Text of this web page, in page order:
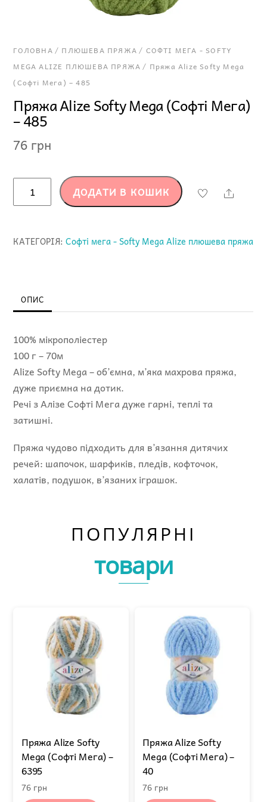
ГОЛОВНА/ ПЛЮШЕВА ПРЯЖА / СОФТІ МЕГА - SOFTY
MEGA ALIZE ПЛЮШЕВА ПРЯЖА / Пряжа Alize Softy Mega
(Софті Мега) – 485
Пряжа Alize Softy Mega (Софті Мега)
– 485
76 грн
Alize
(Софті
485
кількість
ДОДАТИ В КОШИК Share
КАТЕГОРІЯ:Софті мега - Softy Mega Alize плюшева пряжа
ОПИС
100% мікрополіестер
100 г – 70м
Alize Softy Mega – об’ємна, м’яка махрова пряжа,
дуже приємна на дотик.
Речі з Алізе Софті Мега дуже гарні, теплі та
затишні.
Пряжа чудово підходить для в’язання дитячих
речей: шапочок, шарфиків, пледів, кофточок,
халатів, подушок, в’язаних іграшок.
ПОПУЛЯРНІ
товари
Пряжа Alize Softy
Mega (Софті Мега) –
6395
76 грн
Пряжа Alize Softy
Mega (Софті Мега) –
40
76 грн